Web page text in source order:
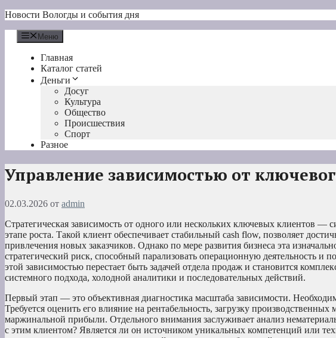
Перейти
содержимому
Новости Вологды и события дня
Меню
Главная
Каталог статей
Деньги
Досуг
Культура
Общество
Происшествия
Спорт
Разное
Управление зависимостью от
02.03.2026 от admin
Стратегическая зависимость от одного или нескольких ключевых клиентов —
этапе роста. Такой клиент обеспечивает стабильный cash flow, позволяет
привлечения новых заказчиков. Однако по мере развития бизнеса эта
стратегический риск, способный парализовать операционную деятельность и
этой зависимостью перестает быть задачей отдела продаж и становится
системного подхода, холодной аналитики и последовательных действий.
Первый этап — это объективная диагностика масштаба зависимости.
Требуется оценить его влияние на рентабельность, загрузку
маржинальной прибыли. Отдельного внимания заслуживает анализ
с этим клиентом? Является ли он источником уникальных компетенций или